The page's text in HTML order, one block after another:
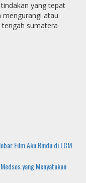
yang tepat
atau
sumatera
Film Aku Rindu di LCM
yang Menyatakan